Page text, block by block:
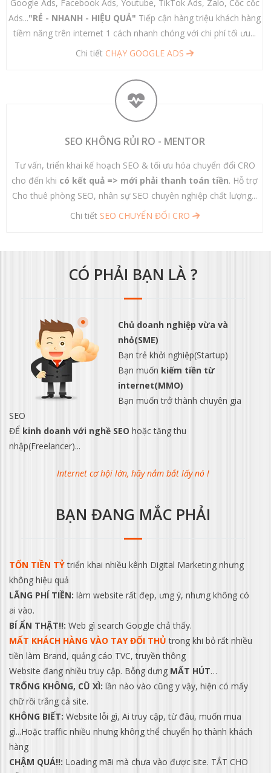
Google Ads, Facebook Ads, Youtube, TikTok Ads, Zalo, Cốc cốc
Ads..."RẺ - NHANH - HIỆU QUẢ" Tiếp cận hàng triệu khách hàng
tiềm năng trên internet 1 cách nhanh chóng với chi phí tối ưu...
Chi tiết CHẠY GOOGLE ADS
SEO KHÔNG RỦI RO - MENTOR
Tư vấn, triển khai kế hoạch SEO & tối ưu hóa chuyển đổi CRO
cho đến khi có kết quả => mới phải thanh toán tiền. Hỗ trợ
Cho thuê phòng SEO, nhân sự SEO chuyên nghiệp chất lượng...
Chi tiết SEO CHUYỂN ĐỔI CRO
CÓ PHẢI BẠN LÀ ?
Chủ doanh nghiệp vừa và
nhỏ(SME)
Bạn trẻ khởi nghiệp(Startup)
Bạn muốn kiếm tiền từ
internet(MMO)
Bạn muốn trở thành chuyên gia
SEO
ĐỂ kinh doanh với nghề SEO hoặc tăng thu
nhập(Freelancer)...
Internet cơ hội lớn, hãy nắm bắt lấy nó !
BẠN ĐANG MẮC PHẢI
TỐN TIỀN TỶtriển khai nhiều kênh Digital Marketing nhưng
không hiệu quả
LÃNG PHÍ TIỀN: làm website rất đẹp, ưng ý, nhưng không có
ai vào.
BÍ ẨN THẬT!!: Web gì search Google chả thấy.
MẤT KHÁCH HÀNG VÀO TAY ĐỐI THỦ trong khi bỏ rất nhiều
tiền làm Brand, quảng cáo TVC, truyền thông
Website đang nhiều truy cập. Bỗng dưng MẤT HÚT…
TRỐNG KHÔNG, CŨ XÌ: lần nào vào cũng y vậy, hiện có mấy
chữ rồi trắng cả site.
KHÔNG BIẾT: Website lỗi gì, Ai truy cập, từ đâu, muốn mua
gì...Hoặc traffic nhiều nhưng không thể chuyển họ thành khách
hàng
CHẬM QUÁ!!: Loading mãi mà chưa vào được site. TẮT CHO